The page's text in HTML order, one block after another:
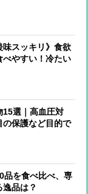
目と色合いで心
味スッキリ》食欲
べやすい！冷たい
15選｜高血圧対
の保護など目的で
品を食べ比べ、専
品は？